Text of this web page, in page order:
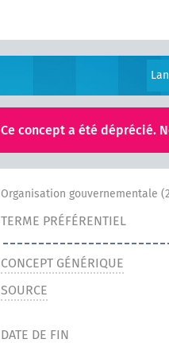
Ce concept a été déprécié.
Organisation gouvernementale
TERME PRÉFÉRENTIEL
CONCEPT GÉNÉRIQUE
SOURCE
DATE DE FIN